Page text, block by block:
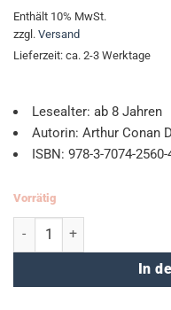
Enthält 10% MwSt.
zzgl. Versand
Lieferzeit: ca. 2-3 Werktage
Lesealter: ab 8 Jahren
Autorin: Arthur Conan
ISBN: 978-3-7074-2560-
Vorrätig
Sherlock Holmes - Der
In